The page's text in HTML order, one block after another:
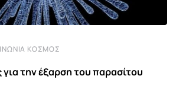
ΚΌΣΜΟΣ
την έξαρση του παρασίτου